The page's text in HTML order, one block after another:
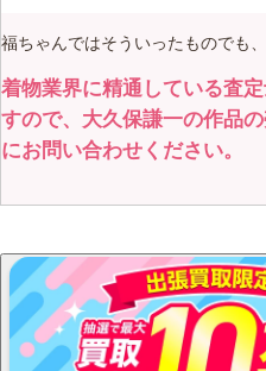
福ちゃんではそういったものでも
着物業界に精通している査
すので、大久保謙一の作品
にお問い合わせください。